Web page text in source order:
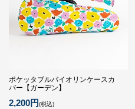
ポケッタブルバイオリンケースカ
バー【ガーデン】
2,200円(税込)